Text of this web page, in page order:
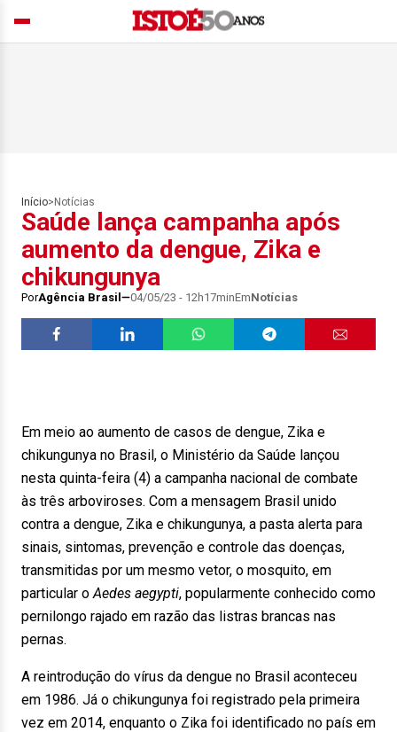
Início> Notícias
Saúde lança campanha após
aumento da dengue, Zika e
chikungunya
PorAgência Brasil 04/05/23 - 12h17minEmNotícias
Em meio ao aumento de casos de dengue, Zika e
chikungunya no Brasil, o Ministério da Saúde lançou
nesta quinta-feira (4) a campanha nacional de combate
às três arboviroses. Com a mensagem Brasil unido
contra a dengue, Zika e chikungunya, a pasta alerta para
sinais, sintomas, prevenção e controle das doenças,
transmitidas por um mesmo vetor, o mosquito, em
particular oAedes aegypti, popularmente conhecido como
pernilongo rajado em razão das listras brancas nas
pernas.
A reintrodução do vírus da dengue no Brasil aconteceu
em 1986. Já o chikungunya foi registrado pela primeira
vez em 2014, enquanto o Zika foi identificado no país em